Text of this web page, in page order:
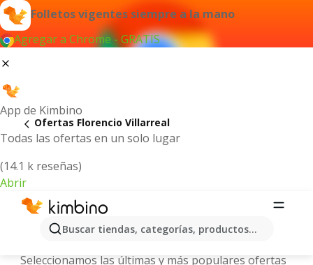
Folletos vigentes siempre a la mano
Agregar a Chrome - GRATIS
App de Kimbino
Todas las ofertas en un solo lugar
(14.1 k reseñas)
Abrir
Buscar tiendas, categorías, productos...
Ofertas Florencio Villarreal
Florencio Villarreal - Folletos y
Seleccionamos las últimas y más populares ofertas